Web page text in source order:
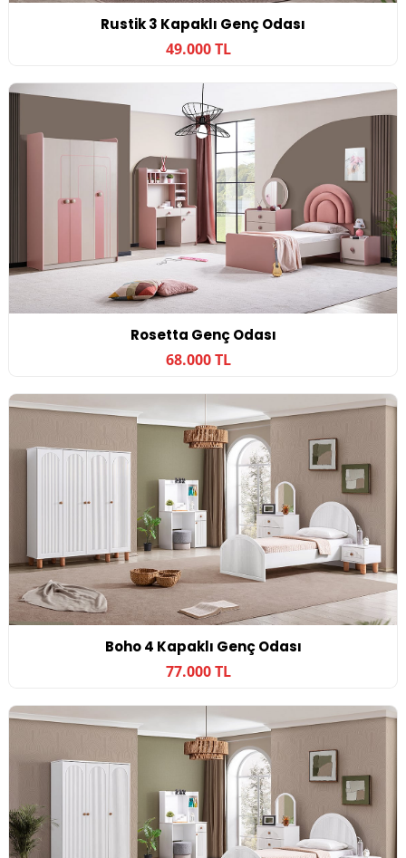
Rustik 3 Kapaklı Genç Odası
49.000 TL
Rosetta Genç Odası
68.000 TL
Boho 4 Kapaklı Genç Odası
77.000 TL